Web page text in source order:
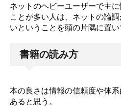
ネットのヘビーユーザーで主
ことが多い人は、ネットの論
いということを頭の片隅に置い
書籍の読み方
本の良さは情報の信頼度や体
あると思う。